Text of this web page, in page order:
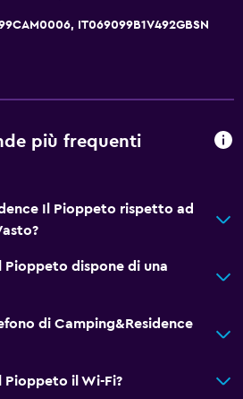
IT069099B1V492GBSN
più frequenti
Il Pioppeto rispetto ad
Pioppeto dispone di una
di Camping&Residence
Pioppeto il Wi-Fi?